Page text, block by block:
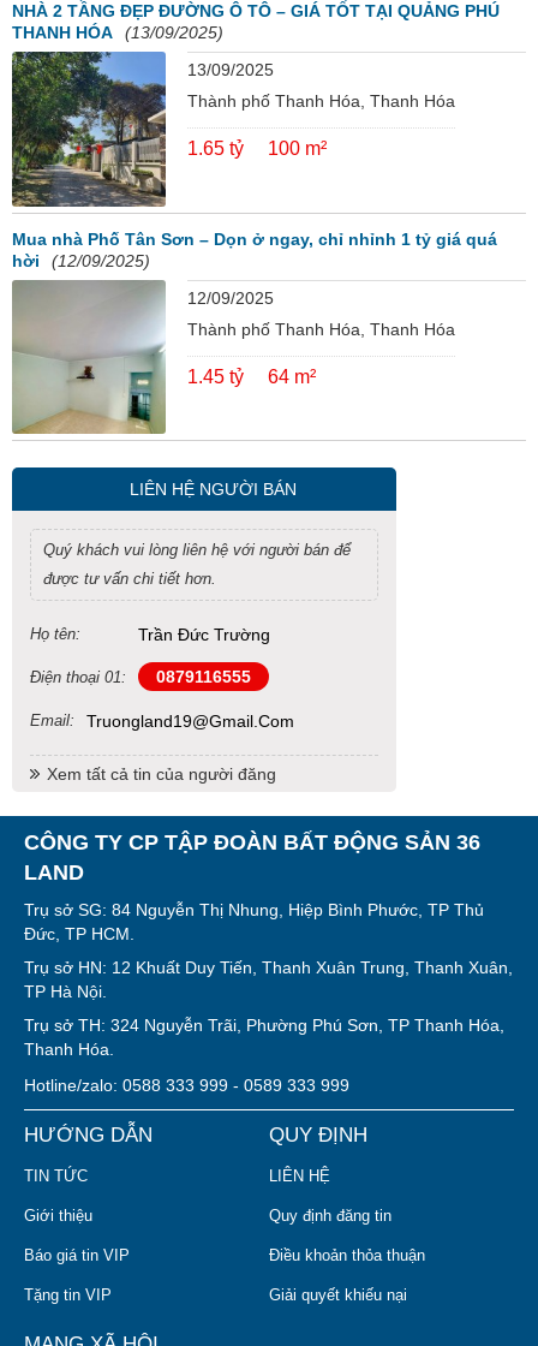
NHÀ 2 TẦNG ĐẸP ĐƯỜNG Ô TÔ – GIÁ TỐT TẠI QUẢNG PHÚ
THANH HÓA
(13/09/2025)
13/09/2025
Thành phố Thanh Hóa, Thanh Hóa
1.65 tỷ 100 m²
Mua nhà Phố Tân Sơn – Dọn ở ngay, chỉ nhỉnh 1 tỷ giá quá
hời
(12/09/2025)
12/09/2025
Thành phố Thanh Hóa, Thanh Hóa
1.45 tỷ 64 m²
LIÊN HỆ NGƯỜI BÁN
Quý khách vui lòng liên hệ với người bán để
được tư vấn chi tiết hơn.
Họ tên: Trần Đức Trường
Điện thoại 01: 0879116555
Email: Truongland19@gmail.com
Xem tất cả tin của người đăng
CÔNG TY CP TẬP ĐOÀN BẤT ĐỘNG SẢN 36
LAND
Trụ sở SG: 84 Nguyễn Thị Nhung, Hiệp Bình Phước, TP Thủ
Đức, TP HCM.
Trụ sở HN: 12 Khuất Duy Tiến, Thanh Xuân Trung, Thanh Xuân,
TP Hà Nội.
Trụ sở TH: 324 Nguyễn Trãi, Phường Phú Sơn, TP Thanh Hóa,
Thanh Hóa.
Hotline/zalo: 0588 333 999 - 0589 333 999
HƯỚNG DẪN
TIN TỨC
Giới thiệu
Báo giá tin VIP
Tặng tin VIP
QUY ĐỊNH
LIÊN HỆ
Quy định đăng tin
Điều khoản thỏa thuận
Giải quyết khiếu nại